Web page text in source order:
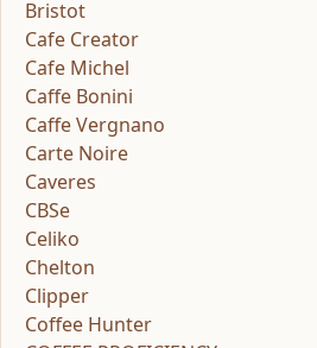
Bristot
Cafe Creator
Cafe Michel
Caffe Bonini
Caffe Vergnano
Carte Noire
Caveres
CBSe
Celiko
Chelton
Clipper
Coffee Hunter